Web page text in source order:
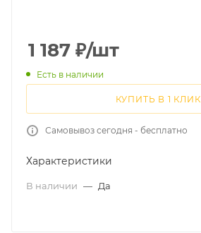
1 187 ₽/шт
Есть в наличии
КУПИТЬ В 1 КЛИК
Самовывоз сегодня - бесплатно
Характеристики
В наличии — Да